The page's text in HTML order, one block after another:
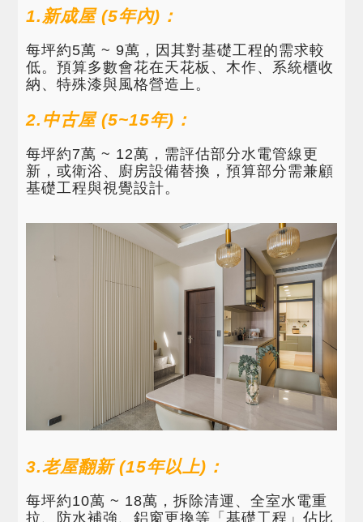
1.新成屋 (5年內)：
每坪約5萬 ~ 9萬，因其對基礎工程的需求較
低。預算多數會花在天花板、木作、系統櫃收
納、特殊漆與風格營造上。
2.中古屋 (5~15年)：
每坪約7萬 ~ 12萬，需評估部分水電管線更
新，或衛浴、廚房設備替換，預算部分需兼顧
基礎工程與視覺設計。
3.老屋翻新 (15年以上)：
每坪約10萬 ~ 18萬，拆除清運、全室水電重
拉、防水補強、鋁窗更換等「基礎工程」佔比